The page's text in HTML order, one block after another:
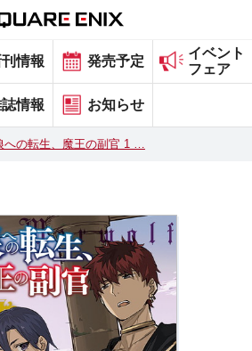
式サイトメニュー
情報 発売予定
イベント
フェア
情報 お知らせ
への転生、魔王の副官 1 …